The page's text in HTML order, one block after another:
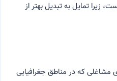
زیرا تمایل به تبدیل بهتر از
مشاغلی که در مناطق جغرافیایی